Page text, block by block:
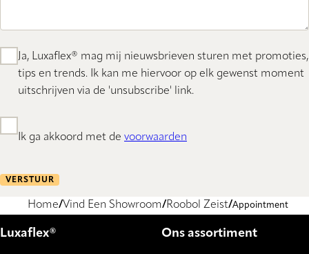
Ja, Luxaflex® mag mij nieuwsbrieven sturen met promoties,
tips en trends. Ik kan me hiervoor op elk gewenst moment
uitschrijven via de 'unsubscribe' link.
Ik ga akkoord met de voorwaarden
VERSTUUR
Home Vind Een Showroom Roobol Zeist Appointment
Luxaflex® Ons assortiment